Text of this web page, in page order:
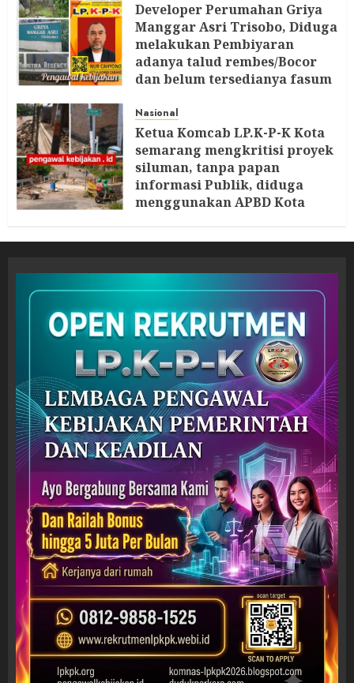
Developer Perumahan Griya
Manggar Asri Trisobo, Diduga
melakukan Pembiyaran
adanya talud rembes/Bocor
dan belum tersedianya fasum
segera Bersurat
6 AGUSTUS 2026
Nasional
Ketua Komcab LP.K-P-K Kota
semarang mengkritisi proyek
siluman, tanpa papan
informasi Publik, diduga
menggunakan APBD Kota
5 AGUSTUS 2026